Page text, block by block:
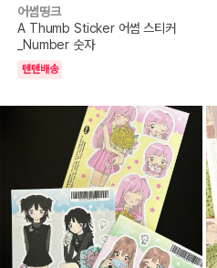
어썸띵크
A Thumb Sticker 어썸 스티커
_Number 숫자
텐텐배송